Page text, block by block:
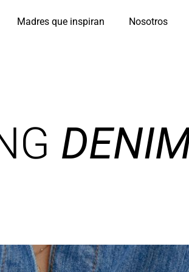
Madres que inspiran Nosotros